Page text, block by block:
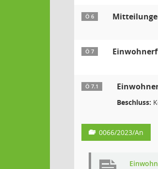
Ö 6
Ö 7
Ö 7.1
Beschluss:
0066/2023/An